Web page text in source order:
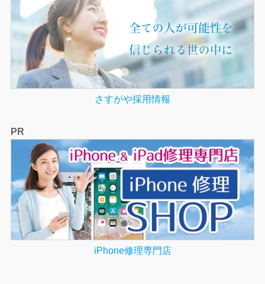
さすがや採用情報
PR
iPhone修理専門店